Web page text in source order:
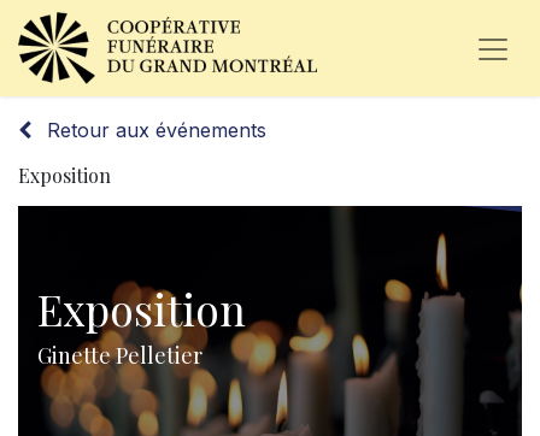
Retour aux événements
Exposition
Exposition
Ginette Pelletier